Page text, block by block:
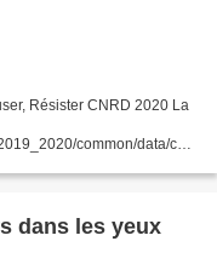
Résister CNRD 2020 La
common/data/cata
dans les yeux